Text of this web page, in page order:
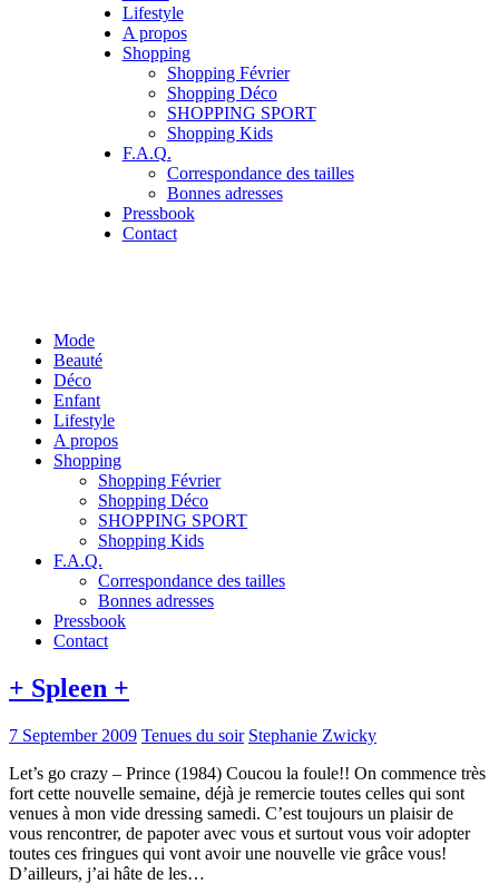
Lifestyle
A propos
Shopping
Shopping Février
Shopping Déco
SHOPPING SPORT
Shopping Kids
F.A.Q.
Correspondance des tailles
Bonnes adresses
Pressbook
Contact
Mode
Beauté
Déco
Enfant
Lifestyle
A propos
Shopping
Shopping Février
Shopping Déco
SHOPPING SPORT
Shopping Kids
F.A.Q.
Correspondance des tailles
Bonnes adresses
Pressbook
Contact
+ Spleen +
7 September 2009 Tenues du soir Stephanie Zwicky
Let’s go crazy – Prince (1984) Coucou la foule!! On commence très
fort cette nouvelle semaine, déjà je remercie toutes celles qui sont
venues à mon vide dressing samedi. C’est toujours un plaisir de
vous rencontrer, de papoter avec vous et surtout vous voir adopter
toutes ces fringues qui vont avoir une nouvelle vie grâce vous!
D’ailleurs, j’ai hâte de les…